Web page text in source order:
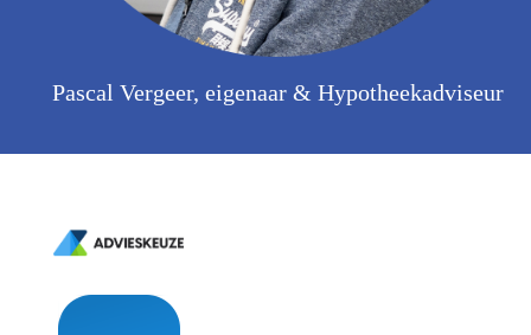
Pascal Vergeer, eigenaar & Hypotheekadviseur